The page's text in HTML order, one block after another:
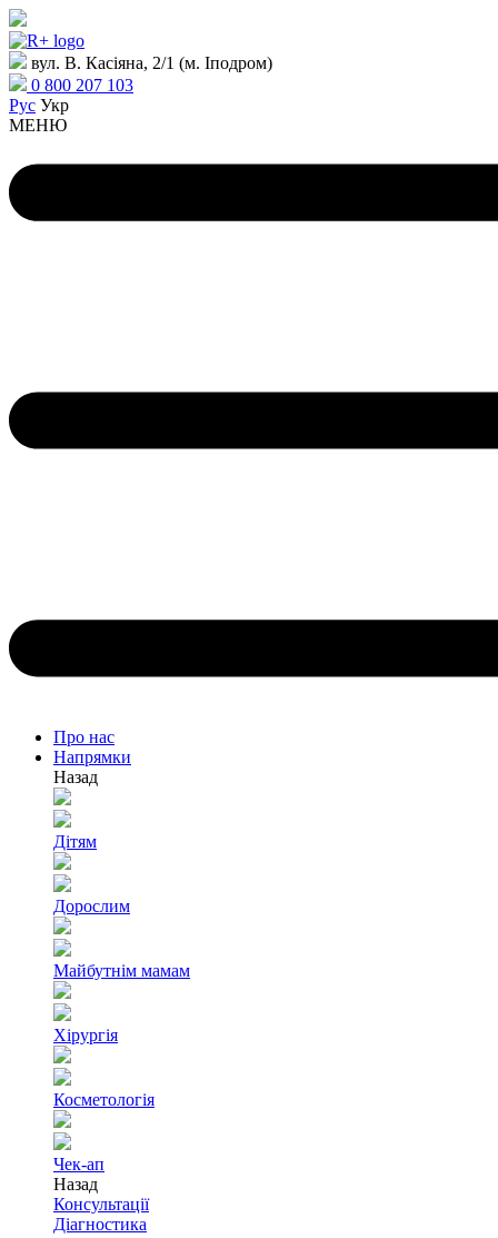
вул. В. Касіяна, 2/1 (м. Іподром)
0 800 207 103
Рус Укр
МЕНЮ
Про нас
Напрямки
Назад
Дітям
Дорослим
Майбутнім мамам
Хірургія
Косметологія
Чек-ап
Назад
Консультації
Діагностика